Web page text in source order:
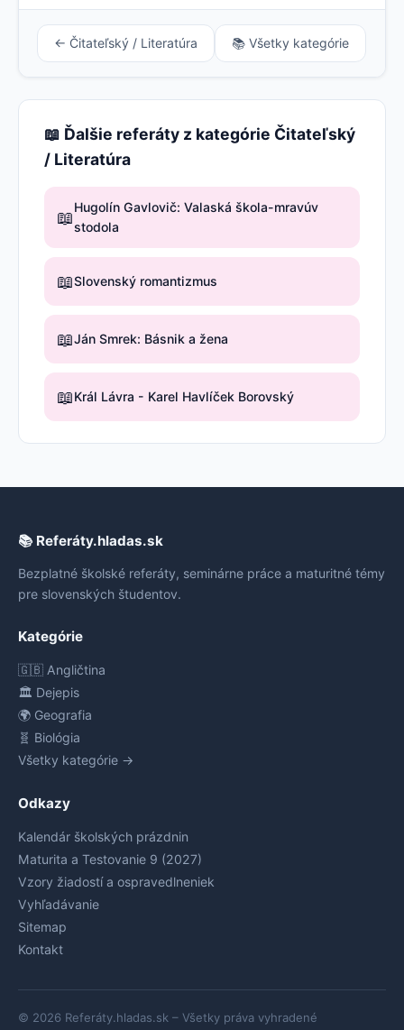
← Čitateľský / Literatúra 📚 Všetky kategórie
📖 Ďalšie referáty z kategórie Čitateľský
/ Literatúra
📖Hugolín Gavlovič: Valaská škola-mravúv
stodola
📖Slovenský romantizmus
📖Ján Smrek: Básnik a žena
📖Král Lávra - Karel Havlíček Borovský
📚 Referáty.hladas.sk
Bezplatné školské referáty, seminárne práce a maturitné témy
pre slovenských študentov.
Kategórie
🇬🇧 Angličtina
🏛️ Dejepis
🌍 Geografia
🧬 Biológia
Všetky kategórie →
Odkazy
Kalendár školských prázdnin
Maturita a Testovanie 9 (2027)
Vzory žiadostí a ospravedlneniek
Vyhľadávanie
Sitemap
Kontakt
© 2026 Referáty.hladas.sk – Všetky práva vyhradené